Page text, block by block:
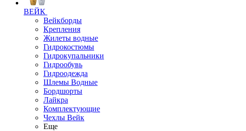
ВЕЙК
Вейкборды
Крепления
Жилеты водные
Гидрокостюмы
Гидрокупальники
Гидрообувь
Гидроодежда
Шлемы Водные
Бордшорты
Лайкра
Комплектующие
Чехлы Вейк
Еще